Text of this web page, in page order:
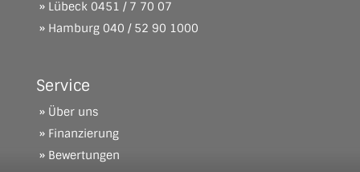
» Lübeck 0451 / 7 70 07
» Hamburg 040 / 52 90 1000
Service
» Über uns
» Finanzierung
» Bewertungen